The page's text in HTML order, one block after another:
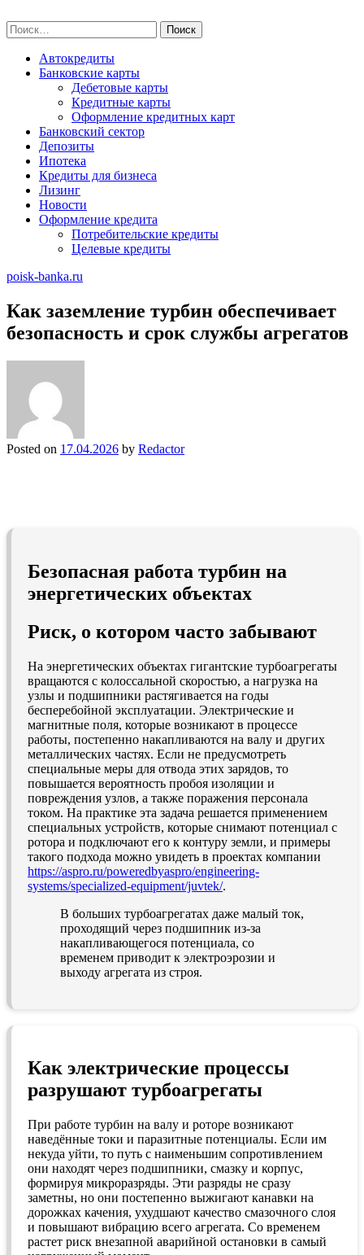
to
content
Найти:
Автокредиты
Банковские карты
Дебетовые карты
Кредитные карты
Оформление кредитных карт
Банковский сектор
Депозиты
Ипотека
Кредиты для бизнеса
Лизинг
Новости
Оформление кредита
Потребительские кредиты
Целевые кредиты
poisk-banka.ru
Как заземление турбин обеспечивает
безопасность и срок службы агрегатов
Posted on 17.04.2026 by Redactor
Безопасная работа турбин на
энергетических объектах
Риск, о котором часто забывают
На энергетических объектах гигантские турбоагрегаты
вращаются с колоссальной скоростью, а нагрузка на
узлы и подшипники растягивается на годы
бесперебойной эксплуатации. Электрические и
магнитные поля, которые возникают в процессе
работы, постепенно накапливаются на валу и других
металлических частях. Если не предусмотреть
специальные меры для отвода этих зарядов, то
повышается вероятность пробоя изоляции и
повреждения узлов, а также поражения персонала
током. На практике эта задача решается применением
специальных устройств, которые снимают потенциал с
ротора и подключают его к контуру земли, и примеры
такого подхода можно увидеть в проектах компании
https://aspro.ru/poweredbyaspro/engineering-
systems/specialized-equipment/juvtek/.
В больших турбоагрегатах даже малый ток,
проходящий через подшипник из-за
накапливающегося потенциала, со
временем приводит к электроэрозии и
выходу агрегата из строя.
Как электрические процессы
разрушают турбоагрегаты
При работе турбин на валу и роторе возникают
наведённые токи и паразитные потенциалы. Если им
некуда уйти, то путь с наименьшим сопротивлением
они находят через подшипники, смазку и корпус,
формируя микроразряды. Эти разряды не сразу
заметны, но они постепенно выжигают канавки на
дорожках качения, ухудшают качество смазочного слоя
и повышают вибрацию всего агрегата. Со временем
растет риск внезапной аварийной остановки в самый